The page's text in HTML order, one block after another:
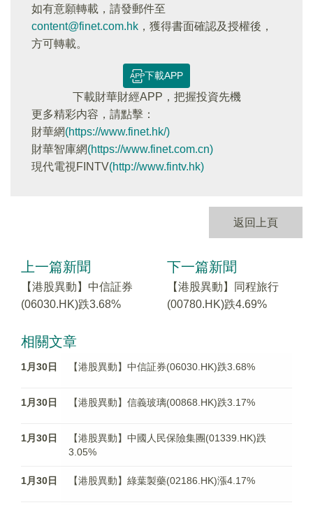
如有意願轉載，請發郵件至
content@finet.com.hk ，獲得書面確認及授權後，
方可轉載。
下載APP
下載財華財經APP，把握投資先機
更多精彩内容，請點擊：
財華網(https://www.finet.hk/)
財華智庫網(https://www.finet.com.cn)
現代電視FINTV(http://www.fintv.hk)
返回上頁
上一篇新聞
【港股異動】中信証券
(06030.HK)跌3.68%
下一篇新聞
【港股異動】同程旅行
(00780.HK)跌4.69%
相關文章
1月30日 【港股異動】中信証券(06030.HK)跌3.68%
1月30日 【港股異動】信義玻璃(00868.HK)跌3.17%
1月30日
【港股異動】中國人民保險集團(01339.HK)跌
3.05%
1月30日 【港股異動】綠葉製藥(02186.HK)漲4.17%